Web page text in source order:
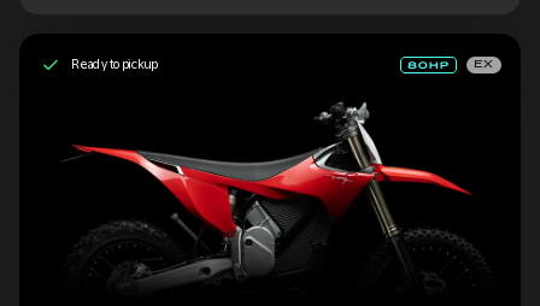
Ready to pickup EX